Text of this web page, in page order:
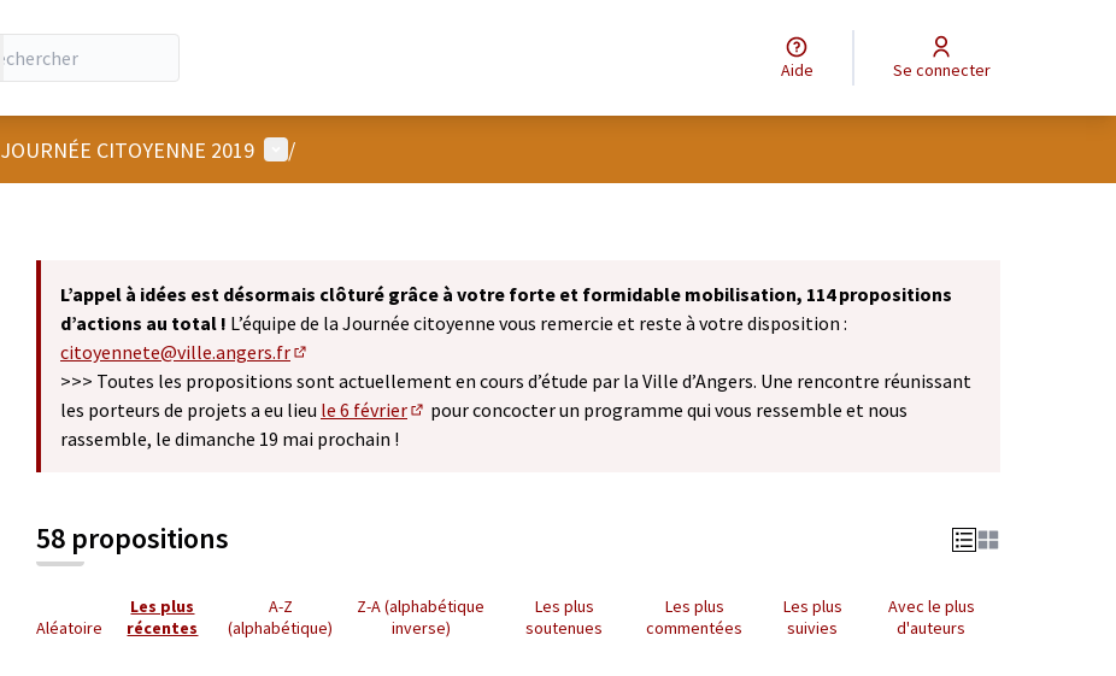
Aide Se connecter
JOURNÉE CITOYENNE 2019 Menu utilisateur
/
L’appel à idées est désormais clôturé grâce à votre forte et formidable mobilisation, 114 propositions
d’actions au total ! L’équipe de la Journée citoyenne vous remercie et reste à votre disposition :
citoyennete@ville.angers.fr
(S'ouvre dans un nouvel onglet)
>>> Toutes les propositions sont actuellement en cours d’étude par la Ville d’Angers. Une rencontre réunissant
les porteurs de projets a eu lieu le 6 février
pour concocter un programme qui vous ressemble et nous
rassemble, le dimanche 19 mai prochain !
58 propositions
Aléatoire
Les plus
récentes
A-Z
(alphabétique)
Z-A (alphabétique
inverse)
Les plus
soutenues
Les plus
commentées
Les plus
suivies
Avec le plus
d'auteurs